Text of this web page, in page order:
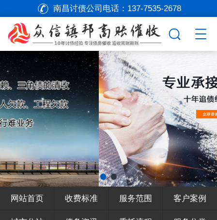
南昌讨债公司电话： 137-7535-2678
网站首页 收费标准 服务范围 客户案例